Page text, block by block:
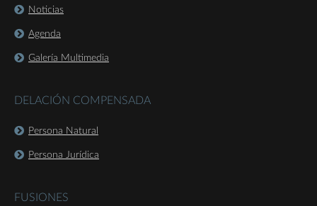
Noticias
Agenda
Galería Multimedia
DELACIÓN COMPENSADA
Persona Natural
Persona Jurídica
FUSIONES